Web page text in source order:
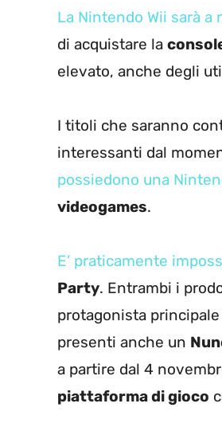
La Nintendo Wii sarà
di acquistare la
elevato, anche degli
I titoli che saranno
interessanti dal
possiedono una
videogames.
E’ praticamente
Party. Entrambi i
protagonista
presenti anche un
a partire dal 4
piattaforma di gioco